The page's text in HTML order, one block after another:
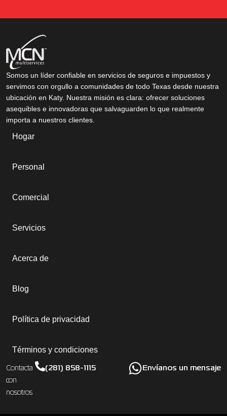
Somos un líder confiable en servicios de seguros e impuestos y
servimos con orgullo a comunidades de todo Texas desde nuestra
ubicación en Katy. Nuestra misión es clara: ofrecer soluciones
asequibles e innovadoras que salvaguarden lo que realmente
importa a nuestros clientes.
Hogar
Personal
Comercial
Servicios
Acerca de
Blog
Política de privacidad
Términos y condiciones
Contacta
con
nosotros
(281) 858-1115 Envíanos un mensaje